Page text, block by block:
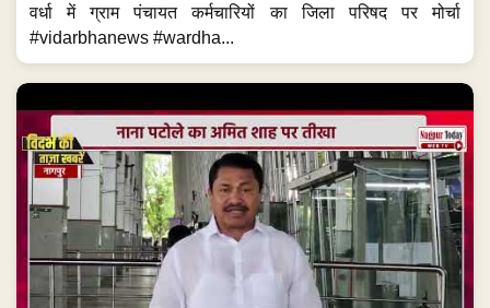
वर्धा में ग्राम पंचायत कर्मचारियों का जिला परिषद पर मोर्चा
#vidarbhanews #wardha...